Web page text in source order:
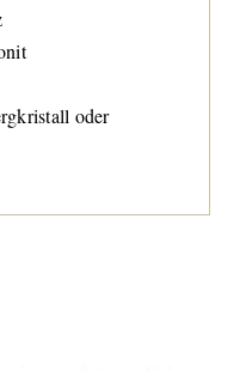
oder